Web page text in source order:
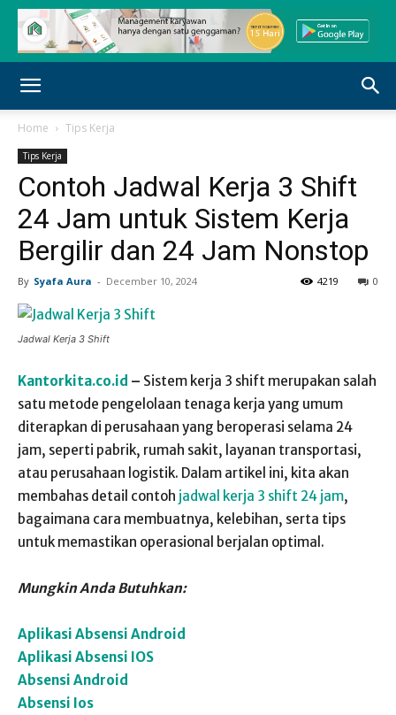
Home Tips Kerja
Tips Kerja
Contoh Jadwal Kerja 3 Shift
24 Jam untuk Sistem Kerja
Bergilir dan 24 Jam Nonstop
By Syafa Aura - December 10, 2024 0
4219
Jadwal Kerja 3 Shift
Kantorkita.co.id – Sistem kerja 3 shift merupakan salah
satu metode pengelolaan tenaga kerja yang umum
diterapkan di perusahaan yang beroperasi selama 24
jam, seperti pabrik, rumah sakit, layanan transportasi,
atau perusahaan logistik. Dalam artikel ini, kita akan
membahas detail contoh jadwal kerja 3 shift 24 jam,
bagaimana cara membuatnya, kelebihan, serta tips
untuk memastikan operasional berjalan optimal.
Mungkin Anda Butuhkan:
Aplikasi Absensi Android
Aplikasi Absensi IOS
Absensi Android
Absensi Ios